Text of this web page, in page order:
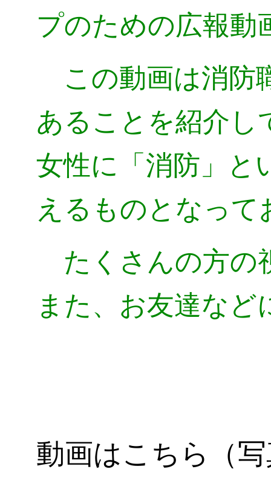
プのための広報動
この動画は消防
あることを紹介し
女性に「消防」と
えるものとなって
たくさんの方の
また、お友達など
動画はこちら（